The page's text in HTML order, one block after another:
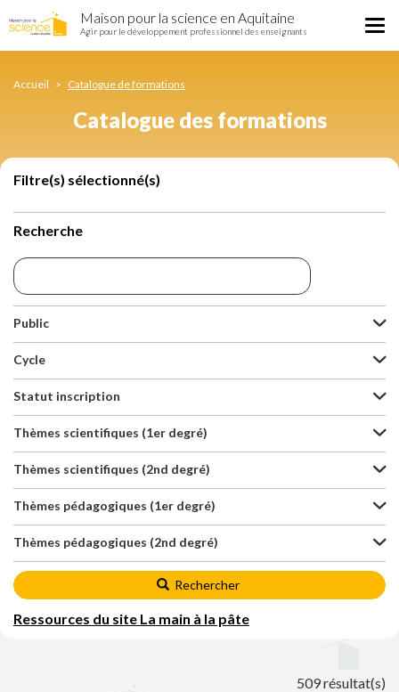
Catalogue
des
au
Maison pour la science en Aquitaine
Agir pour le développement professionnel des enseignants
Accueil Catalogue de formations
Catalogue des formations
Filtre(s) sélectionné(s)
Recherche
Public
Cycle
Statut inscription
Thèmes scientifiques (1er degré)
Thèmes scientifiques (2nd degré)
Thèmes pédagogiques (1er degré)
Thèmes pédagogiques (2nd degré)
Rechercher
Ressources du site La main à la pâte
509 résultat(s)